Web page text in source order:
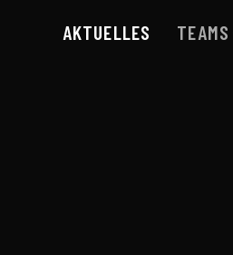
AKTUELLES TEAMS